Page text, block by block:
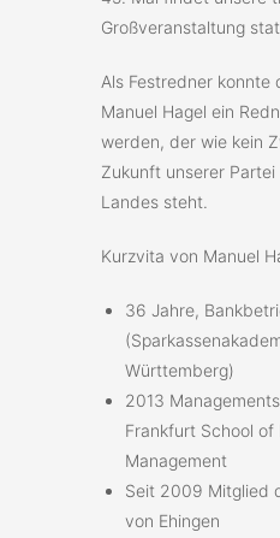
Großveranstaltung
Als Festredner konnte
Manuel Hagel ein
werden, der wie kein
Zukunft unserer
Landes steht.
Kurzvita von Manuel
36 Jahre,
Württemberg)
2013
Frankfurt School of
Management
Seit 2009 Mitglied
von Ehingen